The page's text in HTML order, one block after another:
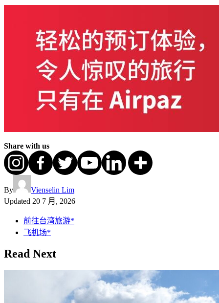
Share with us
By
Vienselin Lim
Updated 20 7 月, 2026
前往台湾旅游*
飞机场*
Read Next